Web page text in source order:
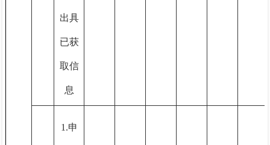
出具
已获
取信
息
1.申